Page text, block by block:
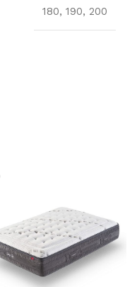
180, 190, 200